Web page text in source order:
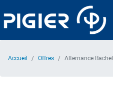
au
contenu
Accueil Offres Alternance